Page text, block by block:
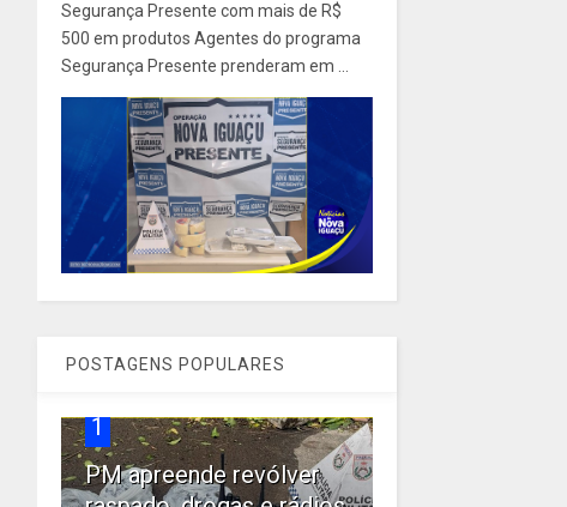
Segurança Presente com mais de R$
500 em produtos Agentes do programa
Segurança Presente prenderam em ...
POSTAGENS POPULARES
1
PM apreende revólver